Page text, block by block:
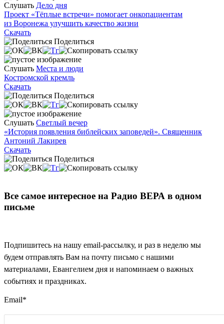
Слушать Дело дня
Проект «Тёплые встречи» помогает онкопациентам
из Воронежа улучшить качество жизни
Скачать
Поделиться
Слушать Места и люди
Костромской кремль
Скачать
Поделиться
Слушать Светлый вечер
«История появления библейских заповедей». Священник
Антоний Лакирев
Скачать
Поделиться
Все самое интересное на Радио ВЕРА в одном
письме
Подпишитесь на нашу email-рассылку, и раз в неделю мы
будем отправлять Вам на почту письмо с нашими
материалами, Евангелием дня и напоминаем о важных
событиях и праздниках.
Email*